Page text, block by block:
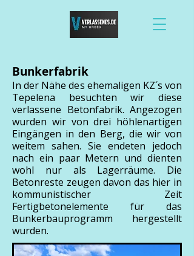
Bunkerfabrik
In der Nähe des ehemaligen KZ´s von
Tepelena besuchten wir diese
verlassene Betonfabrik. Angezogen
wurden wir von drei höhlenartigen
Eingängen in den Berg, die wir von
weitem sahen. Sie endeten jedoch
nach ein paar Metern und dienten
wohl nur als Lagerräume. Die
Betonreste zeugen davon das hier in
kommunistischer Zeit
Fertigbetonelemente für das
Bunkerbauprogramm hergestellt
wurden.